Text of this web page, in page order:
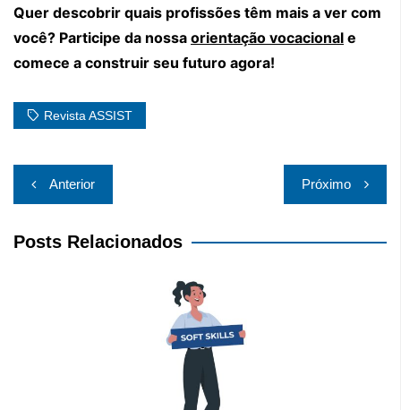
Quer descobrir quais profissões têm mais a ver com
você? Participe da nossa orientação vocacional e
comece a construir seu futuro agora!
Revista ASSIST
Navegação
de
Post
Anterior Próximo
Posts Relacionados